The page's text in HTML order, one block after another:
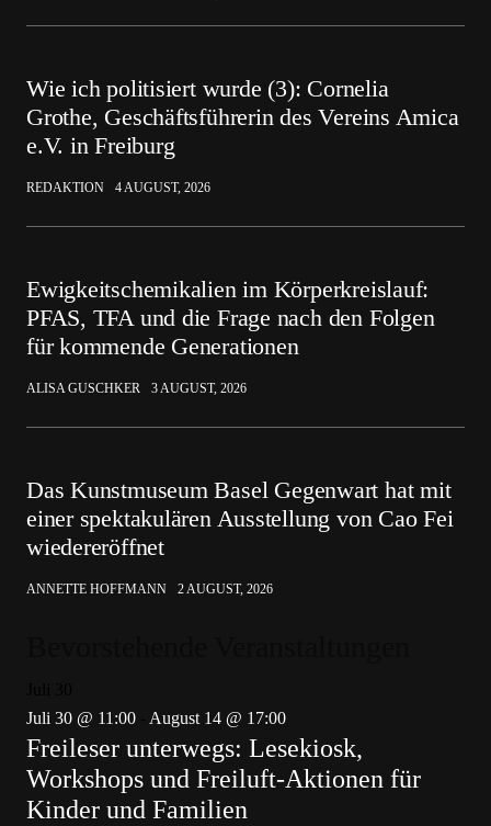
Wie ich politisiert wurde (3): Cornelia
Grothe, Geschäftsführerin des Vereins Amica
e.V. in Freiburg
REDAKTION 4 AUGUST, 2026
Ewigkeitschemikalien im Körperkreislauf:
PFAS, TFA und die Frage nach den Folgen
für kommende Generationen
ALISA GUSCHKER 3 AUGUST, 2026
Das Kunstmuseum Basel Gegenwart hat mit
einer spektakulären Ausstellung von Cao Fei
wiedereröffnet
ANNETTE HOFFMANN 2 AUGUST, 2026
Juli 30 @ 11:00
August 14 @ 17:00
Freileser unterwegs: Lesekiosk,
Workshops und Freiluft-Aktionen für
Kinder und Familien